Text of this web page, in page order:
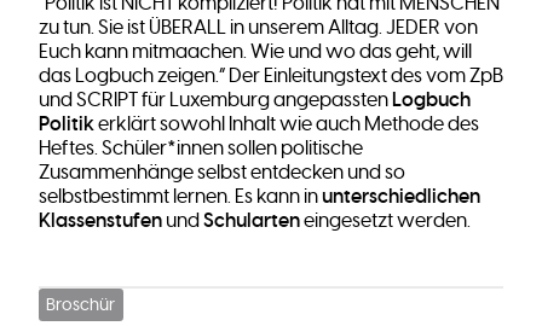
zu tun. Sie ist ÜBERALL in unserem Alltag. JEDER von
Euch kann mitmaachen. Wie und wo das geht, will
das Logbuch zeigen.” Der Einleitungstext des vom ZpB
und SCRIPT für Luxemburg angepasstenLogbuch
Politikerklärt sowohl Inhalt wie auch Methode des
Heftes. Schüler*innen sollen politische
Zusammenhänge selbst entdecken und so
selbstbestimmt lernen. Es kann inunterschiedlichen
Klassenstufen undSchularteneingesetzt werden.
Broschür